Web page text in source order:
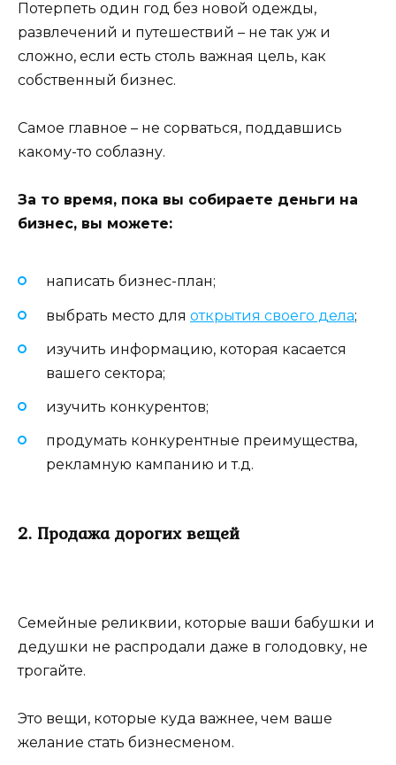
Потерпеть один год без новой одежды,
развлечений и путешествий – не так уж и
сложно, если есть столь важная цель, как
собственный бизнес.
Самое главное – не сорваться, поддавшись
какому-то соблазну.
За то время, пока вы собираете деньги на
бизнес, вы можете:
написать бизнес-план;
выбрать место для открытия своего дела;
изучить информацию, которая касается
вашего сектора;
изучить конкурентов;
продумать конкурентные преимущества,
рекламную кампанию и т.д.
2. Продажа дорогих вещей
Семейные реликвии, которые ваши бабушки и
дедушки не распродали даже в голодовку, не
трогайте.
Это вещи, которые куда важнее, чем ваше
желание стать бизнесменом.